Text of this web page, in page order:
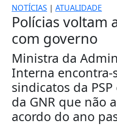
NOTÍCIAS | ATUALIDADE
Polícias voltam
com governo
Ministra da
Interna encontra-
sindicatos da PSP
da GNR que não
acordo do ano